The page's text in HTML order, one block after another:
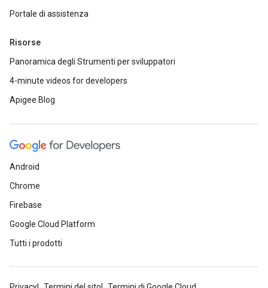
Portale di assistenza
Risorse
Panoramica degli Strumenti per sviluppatori
4-minute videos for developers
Apigee Blog
Android
Chrome
Firebase
Google Cloud Platform
Tutti i prodotti